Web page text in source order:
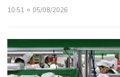
10:51 05/08/2026